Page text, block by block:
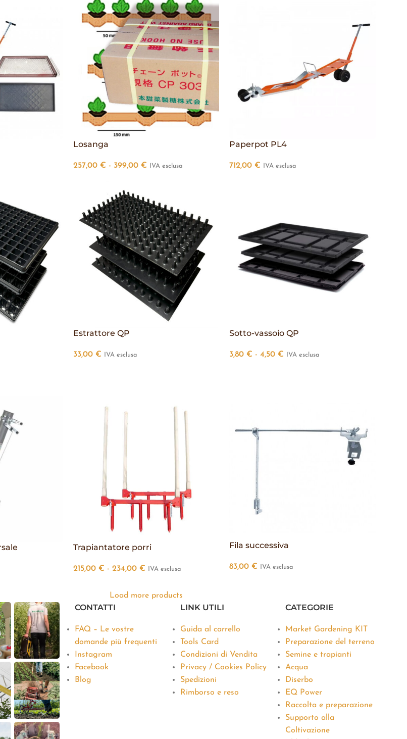
Losanga
257,00 € - 399,00 € IVA esclusa
Paperpot PL4
712,00 € IVA esclusa
Estrattore QP
33,00 € IVA esclusa
Sotto-vassoio QP
3,80 € - 4,50 € IVA esclusa
Trapiantatore porri
215,00 € - 234,00 € IVA esclusa
Fila successiva
83,00 € IVA esclusa
Load more products
CONTATTI
FAQ – Le vostre
domande più frequenti
Instagram
Facebook
Blog
LINK UTILI
Guida al carrello
Tools Card
Condizioni di Vendita
Privacy / Cookies Policy
Spedizioni
Rimborso e reso
CATEGORIE
Market Gardening KIT
Preparazione del terreno
Semine e trapianti
Acqua
Diserbo
EQ Power
Raccolta e preparazione
Supporto alla
Coltivazione